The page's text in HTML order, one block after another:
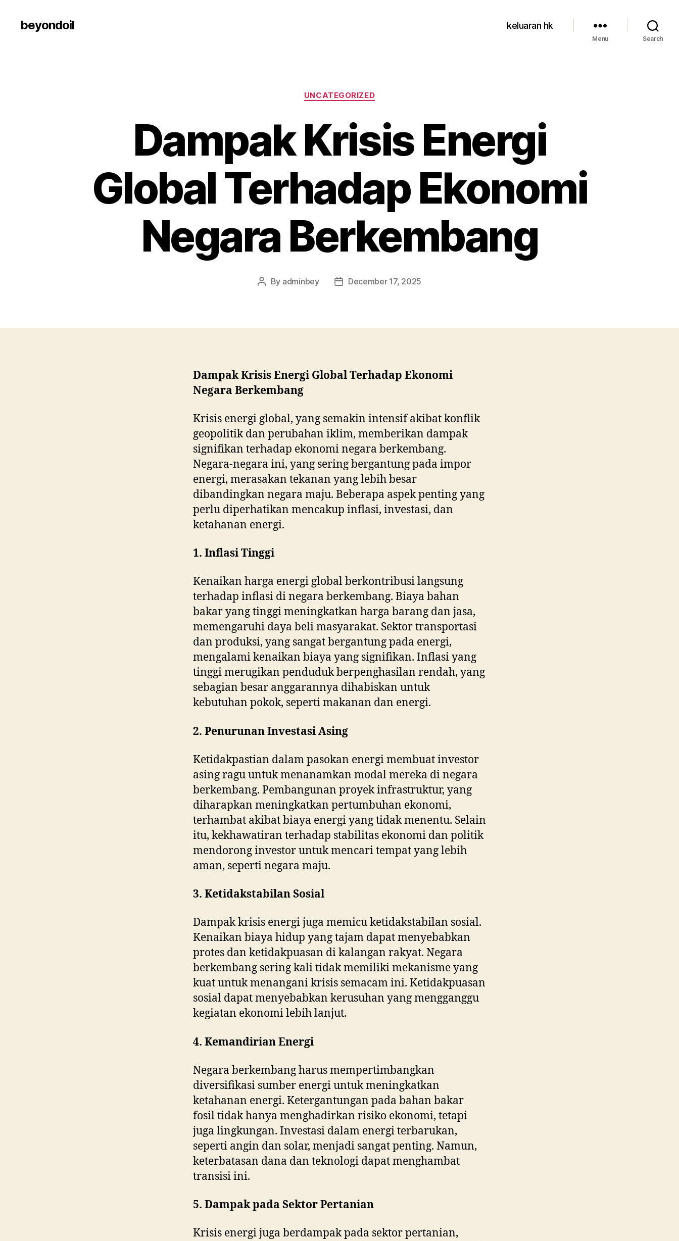
beyondoil keluaran hk
Menu Search
Categories
UNCATEGORIZED
Dampak Krisis Energi
Global Terhadap Ekonomi
Negara Berkembang
Post
By adminbey
PostDecember 17, 2025
Dampak Krisis Energi Global Terhadap Ekonomi
Negara Berkembang
Krisis energi global, yang semakin intensif akibat konflik
geopolitik dan perubahan iklim, memberikan dampak
signifikan terhadap ekonomi negara berkembang.
Negara-negara ini, yang sering bergantung pada impor
energi, merasakan tekanan yang lebih besar
dibandingkan negara maju. Beberapa aspek penting yang
perlu diperhatikan mencakup inflasi, investasi, dan
ketahanan energi.
1. Inflasi Tinggi
Kenaikan harga energi global berkontribusi langsung
terhadap inflasi di negara berkembang. Biaya bahan
bakar yang tinggi meningkatkan harga barang dan jasa,
memengaruhi daya beli masyarakat. Sektor transportasi
dan produksi, yang sangat bergantung pada energi,
mengalami kenaikan biaya yang signifikan. Inflasi yang
tinggi merugikan penduduk berpenghasilan rendah, yang
sebagian besar anggarannya dihabiskan untuk
kebutuhan pokok, seperti makanan dan energi.
2. Penurunan Investasi Asing
Ketidakpastian dalam pasokan energi membuat investor
asing ragu untuk menanamkan modal mereka di negara
berkembang. Pembangunan proyek infrastruktur, yang
diharapkan meningkatkan pertumbuhan ekonomi,
terhambat akibat biaya energi yang tidak menentu. Selain
itu, kekhawatiran terhadap stabilitas ekonomi dan politik
mendorong investor untuk mencari tempat yang lebih
aman, seperti negara maju.
3. Ketidakstabilan Sosial
Dampak krisis energi juga memicu ketidakstabilan sosial.
Kenaikan biaya hidup yang tajam dapat menyebabkan
protes dan ketidakpuasan di kalangan rakyat. Negara
berkembang sering kali tidak memiliki mekanisme yang
kuat untuk menangani krisis semacam ini. Ketidakpuasan
sosial dapat menyebabkan kerusuhan yang mengganggu
kegiatan ekonomi lebih lanjut.
4. Kemandirian Energi
Negara berkembang harus mempertimbangkan
diversifikasi sumber energi untuk meningkatkan
ketahanan energi. Ketergantungan pada bahan bakar
fosil tidak hanya menghadirkan risiko ekonomi, tetapi
juga lingkungan. Investasi dalam energi terbarukan,
seperti angin dan solar, menjadi sangat penting. Namun,
keterbatasan dana dan teknologi dapat menghambat
transisi ini.
5. Dampak pada Sektor Pertanian
Krisis energi juga berdampak pada sektor pertanian,